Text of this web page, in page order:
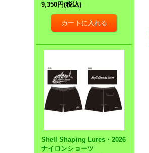
9,350円(税込)
Shell Shaping Lures・2026
ナイロンショーツ